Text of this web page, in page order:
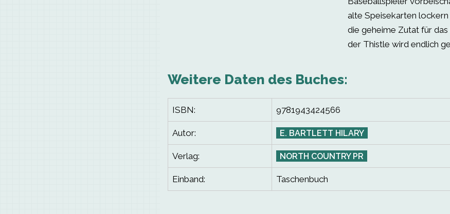
alte Speisekarten lockern
die geheime Zutat für
der Thistle wird endlich
Weitere Daten des Buches:
ISBN: 9781943424566
Autor: E. BARTLETT HILARY
Verlag: NORTH COUNTRY PR
Einband: Taschenbuch